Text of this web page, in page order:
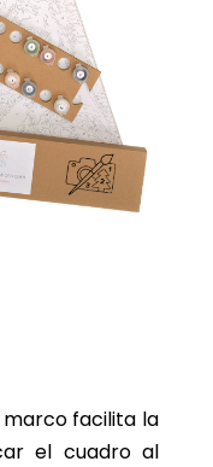
marco facilita la
el cuadro al